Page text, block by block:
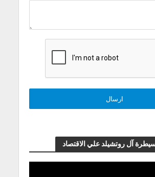
آل روتشيلد علي الاقتصاد